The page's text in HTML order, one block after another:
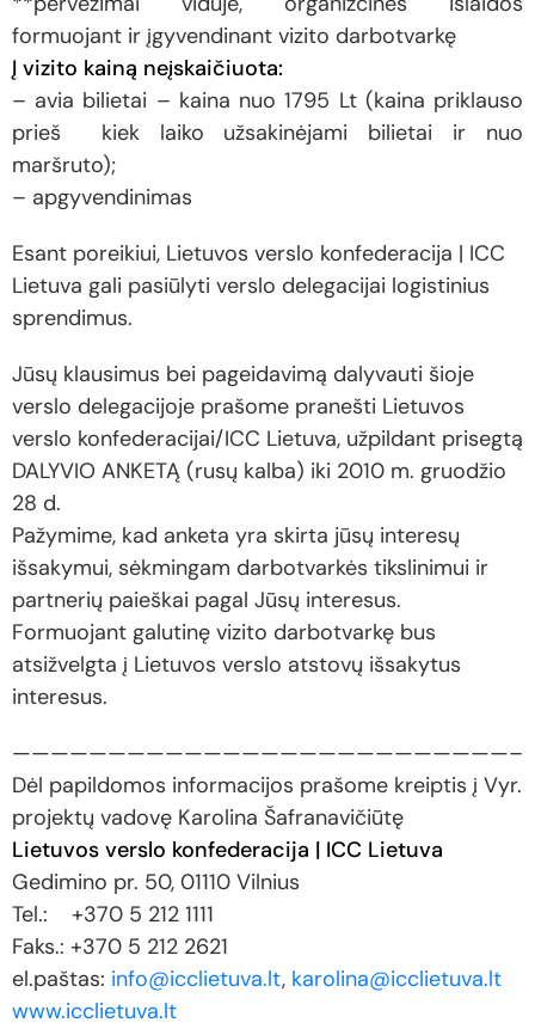
formuojant ir įgyvendinant vizito darbotvarkę
Į vizito kainą neįskaičiuota:
– avia bilietai – kaina nuo 1795 Lt (kaina priklauso
prieš kiek laiko užsakinėjami bilietai ir nuo
maršruto);
– apgyvendinimas
Esant poreikiui, Lietuvos verslo konfederacija | ICC
Lietuva gali pasiūlyti verslo delegacijai logistinius
sprendimus.
Jūsų klausimus bei pageidavimą dalyvauti šioje
verslo delegacijoje prašome pranešti Lietuvos
verslo konfederacijai/ICC Lietuva, užpildant prisegtą
DALYVIO ANKETĄ (rusų kalba) iki 2010 m. gruodžio
28 d.
Pažymime, kad anketa yra skirta jūsų interesų
išsakymui, sėkmingam darbotvarkės tikslinimui ir
partnerių paieškai pagal Jūsų interesus.
Formuojant galutinę vizito darbotvarkę bus
atsižvelgta į Lietuvos verslo atstovų išsakytus
interesus.
——————————————————————————–
Dėl papildomos informacijos prašome kreiptis į Vyr.
projektų vadovę Karolina Šafranavičiūtę
Lietuvos verslo konfederacija | ICC Lietuva
Gedimino pr. 50, 01110 Vilnius
Tel.: +370 5 212 1111
Faks.: +370 5 212 2621
el.paštas: info@icclietuva.lt, karolina@icclietuva.lt
www.icclietuva.lt